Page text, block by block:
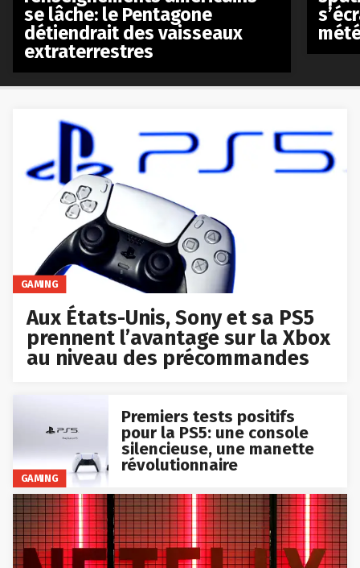
GAMING
Aux États-Unis, Sony et sa PS5
prennent l’avantage sur la Xbox
au niveau des précommandes
GAMING
Premiers tests positifs
pour la PS5: une console
silencieuse, une manette
révolutionnaire
se lâche: le Pentagone
détiendrait des vaisseaux
extraterrestres